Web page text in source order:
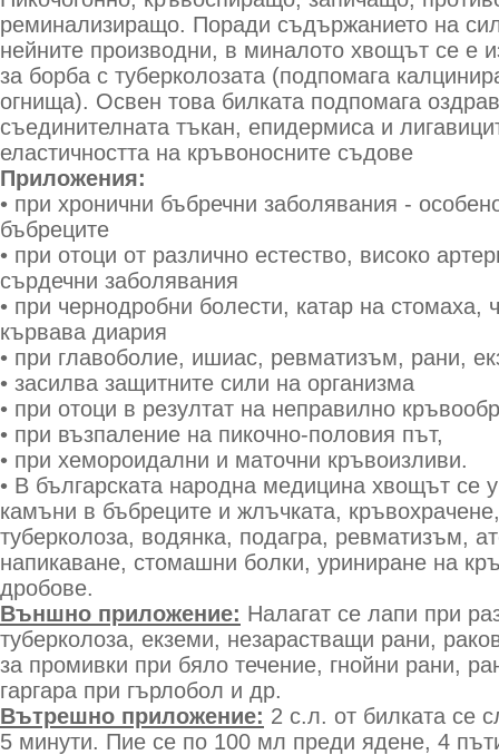
реминализиращо. Поради съдържанието на
нейните производни, в миналото хвощът се е
за борба с туберколозата (подпомага
огнища). Освен това билката подпомага
съединителната тъкан, епидермиса и
еластичността на кръвоносните съдове
Приложения:
• при хронични бъбречни заболявания -
бъбреците
• при отоци от различно естество, високо
сърдечни заболявания
• при чернодробни болести, катар на стомаха,
кървава диария
• при главоболие, ишиас, ревматизъм, рани,
• засилва защитните сили на организма
• при отоци в резултат на неправилно
• при възпаление на пикочно-половия път,
• при хемороидални и маточни кръвоизливи.
• В българската народна медицина хвощът се
камъни в бъбреците и жлъчката,
туберколоза, водянка, подагра, ревматизъм,
напикаване, стомашни болки, уриниране на
дробове.
Външно приложение: Налагат се лапи при
туберколоза, екземи, незарастващи рани,
за промивки при бяло течение, гнойни рани,
гаргара при гърлобол и др.
Вътрешно приложение: 2 с.л. от билката се
5 минути. Пие се по 100 мл преди ядене, 4